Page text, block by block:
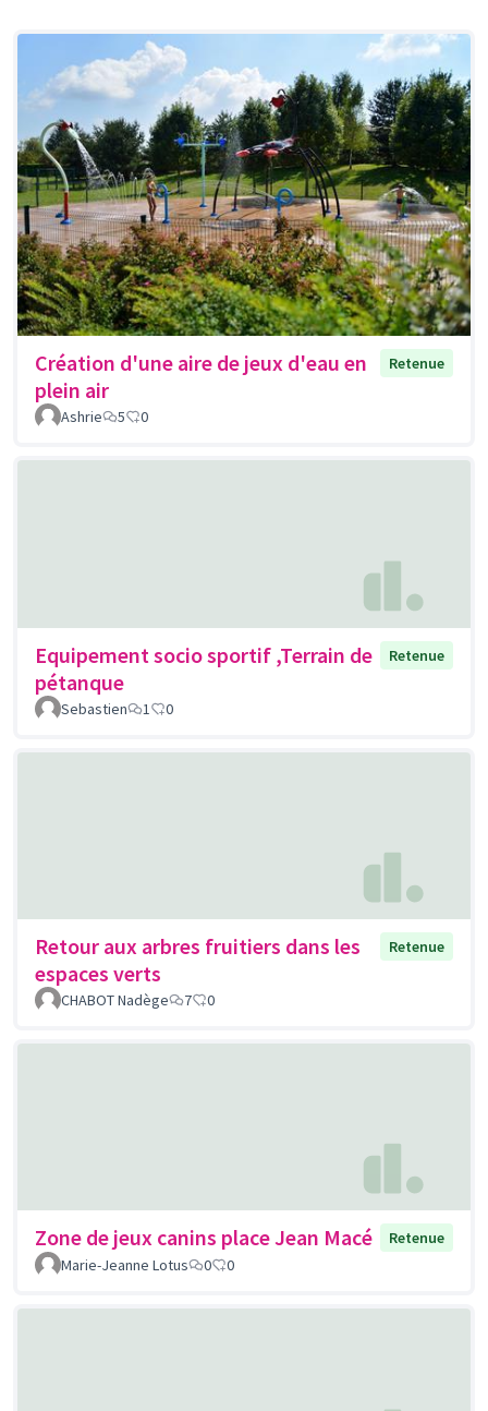
Création d'une aire de jeux d'eau en
plein air
Retenue
Ashrie 5 0
Equipement socio sportif ,Terrain de
pétanque
Retenue
Sebastien 1 0
Retour aux arbres fruitiers dans les
espaces verts
Retenue
CHABOT Nadège 7 0
Zone de jeux canins place Jean Macé
Retenue
Marie-Jeanne Lotus
0 0